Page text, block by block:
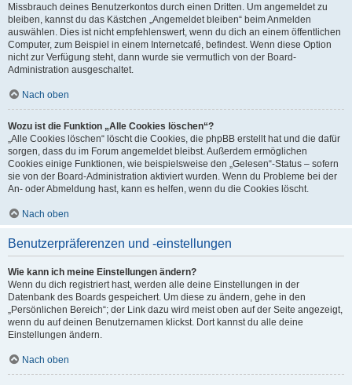
Missbrauch deines Benutzerkontos durch einen Dritten. Um angemeldet zu
bleiben, kannst du das Kästchen „Angemeldet bleiben“ beim Anmelden
auswählen. Dies ist nicht empfehlenswert, wenn du dich an einem öffentlichen
Computer, zum Beispiel in einem Internetcafé, befindest. Wenn diese Option
nicht zur Verfügung steht, dann wurde sie vermutlich von der Board-
Administration ausgeschaltet.
Nach oben
Wozu ist die Funktion „Alle Cookies löschen“?
„Alle Cookies löschen“ löscht die Cookies, die phpBB erstellt hat und die dafür
sorgen, dass du im Forum angemeldet bleibst. Außerdem ermöglichen
Cookies einige Funktionen, wie beispielsweise den „Gelesen“-Status – sofern
sie von der Board-Administration aktiviert wurden. Wenn du Probleme bei der
An- oder Abmeldung hast, kann es helfen, wenn du die Cookies löscht.
Nach oben
Benutzerpräferenzen und -einstellungen
Wie kann ich meine Einstellungen ändern?
Wenn du dich registriert hast, werden alle deine Einstellungen in der
Datenbank des Boards gespeichert. Um diese zu ändern, gehe in den
„Persönlichen Bereich“; der Link dazu wird meist oben auf der Seite angezeigt,
wenn du auf deinen Benutzernamen klickst. Dort kannst du alle deine
Einstellungen ändern.
Nach oben